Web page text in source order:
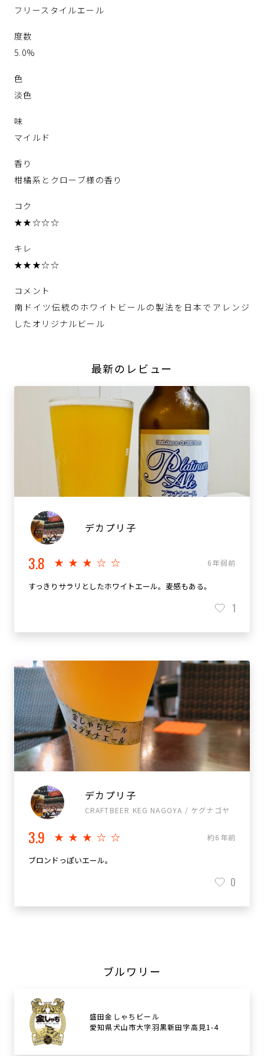
フリースタイルエール
度数
5.0%
色
淡色
味
マイルド
香り
柑橘系とクローブ様の香り
コク
★★☆☆☆
キレ
★★★☆☆
コメント
南ドイツ伝統のホワイトビールの製法を日本でアレンジ
したオリジナルビール
最新のレビュー
デカプリ子
3.8 ★★★☆☆ 6年弱前
すっきりサラリとしたホワイトエール。麦感もある。
1
デカプリ子
CRAFTBEER KEG NAGOYA / ケグナゴヤ
3.9 ★★★☆☆ 約6年前
ブロンドっぽいエール。
0
ブルワリー
盛田金しゃちビール
愛知県犬山市大字羽黒新田字高見1-4